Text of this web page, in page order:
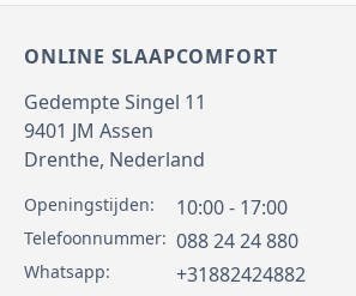
ONLINE SLAAPCOMFORT
Gedempte Singel 11
9401 JM Assen
Drenthe, Nederland
Openingstijden: 10:00 - 17:00
Telefoonnummer: 088 24 24 880
Whatsapp: +31882424882